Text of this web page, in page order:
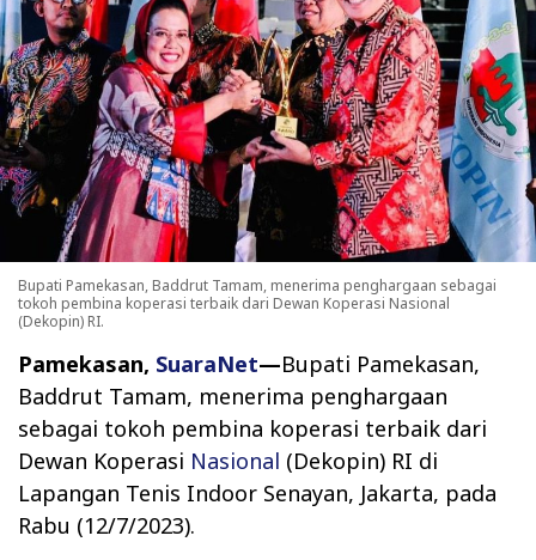
Bupati Pamekasan, Baddrut Tamam, menerima penghargaan sebagai
tokoh pembina koperasi terbaik dari Dewan Koperasi Nasional
(Dekopin) RI.
Pamekasan, SuaraNet—Bupati Pamekasan,
Baddrut Tamam, menerima penghargaan
sebagai tokoh pembina koperasi terbaik dari
Dewan Koperasi Nasional (Dekopin) RI di
Lapangan Tenis Indoor Senayan, Jakarta, pada
Rabu (12/7/2023).